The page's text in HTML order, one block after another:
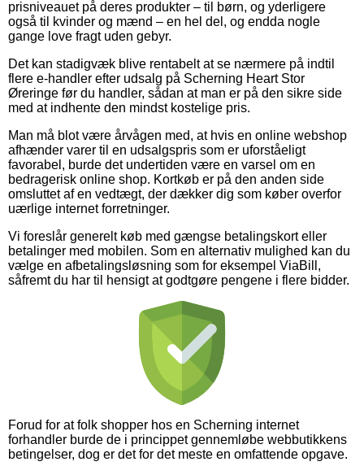
prisniveauet på deres produkter – til børn, og yderligere
også til kvinder og mænd – en hel del, og endda nogle
gange love fragt uden gebyr.
Det kan stadigvæk blive rentabelt at se nærmere på indtil
flere e-handler efter udsalg på Scherning Heart Stor
Øreringe før du handler, sådan at man er på den sikre side
med at indhente den mindst kostelige pris.
Man må blot være årvågen med, at hvis en online webshop
afhænder varer til en udsalgspris som er uforståeligt
favorabel, burde det undertiden være en varsel om en
bedragerisk online shop. Kortkøb er på den anden side
omsluttet af en vedtægt, der dækker dig som køber overfor
uærlige internet forretninger.
Vi foreslår generelt køb med gængse betalingskort eller
betalinger med mobilen. Som en alternativ mulighed kan du
vælge en afbetalingsløsning som for eksempel ViaBill,
såfremt du har til hensigt at godtgøre pengene i flere bidder.
Forud for at folk shopper hos en Scherning internet
forhandler burde de i princippet gennemløbe webbutikkens
betingelser, dog er det for det meste en omfattende opgave.